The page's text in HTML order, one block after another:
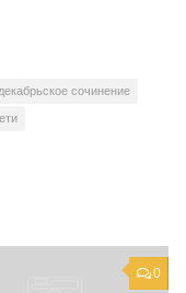
декабрьское сочинение
0